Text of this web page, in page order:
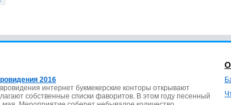
2016
интернет букмекерские конторы открывают
собственные списки фаворитов. В этом году песенный